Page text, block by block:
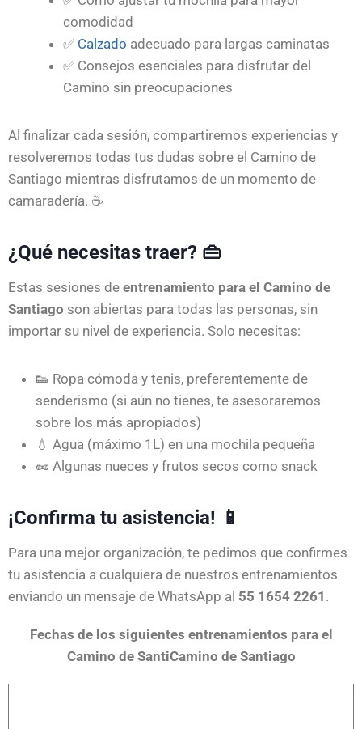
comodidad
✅ Calzado adecuado para largas caminatas
✅ Consejos esenciales para disfrutar del
Camino sin preocupaciones
Al finalizar cada sesión, compartiremos experiencias y
resolveremos todas tus dudas sobre el Camino de
Santiago mientras disfrutamos de un momento de
camaradería. ☕
¿Qué necesitas traer? 👜
Estas sesiones de entrenamiento para el Camino de
Santiago son abiertas para todas las personas, sin
importar su nivel de experiencia. Solo necesitas:
👟 Ropa cómoda y tenis, preferentemente de
senderismo (si aún no tienes, te asesoraremos
sobre los más apropiados)
💧 Agua (máximo 1L) en una mochila pequeña
🥜 Algunas nueces y frutos secos como snack
¡Confirma tu asistencia! 📱
Para una mejor organización, te pedimos que confirmes
tu asistencia a cualquiera de nuestros entrenamientos
enviando un mensaje de WhatsApp al 55 1654 2261 .
Fechas de los siguientes entrenamientos para el
Camino de SantiCamino de Santiago